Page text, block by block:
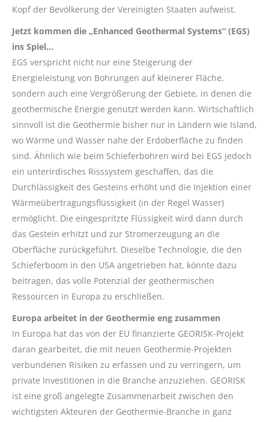
Kopf der Bevölkerung der Vereinigten Staaten aufweist.
Jetzt kommen die „Enhanced Geothermal Systems“ (EGS)
ins Spiel…
EGS verspricht nicht nur eine Steigerung der
Energieleistung von Bohrungen auf kleinerer Fläche,
sondern auch eine Vergrößerung der Gebiete, in denen die
geothermische Energie genutzt werden kann. Wirtschaftlich
sinnvoll ist die Geothermie bisher nur in Ländern wie Island,
wo Wärme und Wasser nahe der Erdoberfläche zu finden
sind. Ähnlich wie beim Schieferbohren wird bei EGS jedoch
ein unterirdisches Risssystem geschaffen, das die
Durchlässigkeit des Gesteins erhöht und die Injektion einer
Wärmeübertragungsflüssigkeit (in der Regel Wasser)
ermöglicht. Die eingespritzte Flüssigkeit wird dann durch
das Gestein erhitzt und zur Stromerzeugung an die
Oberfläche zurückgeführt. Dieselbe Technologie, die den
Schieferboom in den USA angetrieben hat, könnte dazu
beitragen, das volle Potenzial der geothermischen
Ressourcen in Europa zu erschließen.
Europa arbeitet in der Geothermie eng zusammen
In Europa hat das von der EU finanzierte GEORISK-Projekt
daran gearbeitet, die mit neuen Geothermie-Projekten
verbundenen Risiken zu erfassen und zu verringern, um
private Investitionen in die Branche anzuziehen. GEORISK
ist eine groß angelegte Zusammenarbeit zwischen den
wichtigsten Akteuren der Geothermie-Branche in ganz